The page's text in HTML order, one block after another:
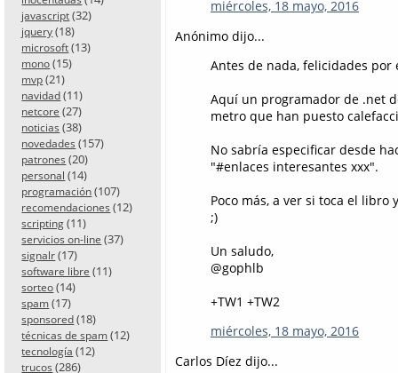
javascript (32)
jquery (18)
microsoft (13)
mono (15)
mvp (21)
navidad (11)
netcore (27)
noticias (38)
novedades (157)
patrones (20)
personal (14)
programación (107)
recomendaciones (12)
scripting (11)
servicios on-line (37)
signalr (17)
software libre (11)
sorteo (14)
spam (17)
sponsored (18)
técnicas de spam (12)
tecnología (12)
trucos (286)
miércoles, 18 mayo, 2016
Anónimo dijo...
Antes de nada, felicidades por
Aquí un programador de .net
metro que han puesto
No sabría especificar desde
"#enlaces interesantes xxx".
Poco más, a ver si toca el
;)
Un saludo,
@gophlb
+TW1 +TW2
miércoles, 18 mayo, 2016
Carlos Díez dijo...